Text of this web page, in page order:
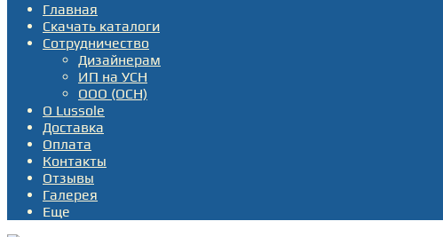
Главная
Скачать каталоги
Сотрудничество
Дизайнерам
ИП на УСН
ООО (ОСН)
О Lussole
Доставка
Оплата
Контакты
Отзывы
Галерея
Еще